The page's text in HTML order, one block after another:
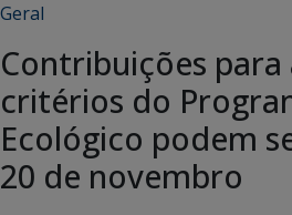
Geral
Contribuições para
critérios do
Ecológico podem
20 de novembro